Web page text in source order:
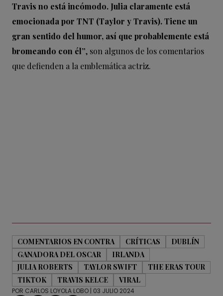
Travis no está incómodo. Julia claramente está
emocionada por TNT (Taylor y Travis). Tiene un
gran sentido del humor, así que probablemente está
bromeando con él”, son algunos de los comentarios
que defienden a la emblemática actriz.
COMENTARIOS EN CONTRA CRÍTICAS
DUBLÍN
GANADORA DEL OSCAR
IRLANDA
JULIA ROBERTS
TAYLOR SWIFT
THE ERAS TOUR
TIKTOK
TRAVIS KELCE VIRAL
POR CARLOS LOYOLA LOBO | 03 JULIO 2024